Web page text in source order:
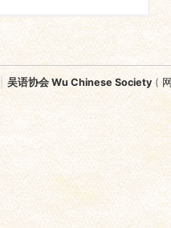
吴语协会 Wu Chinese Society (